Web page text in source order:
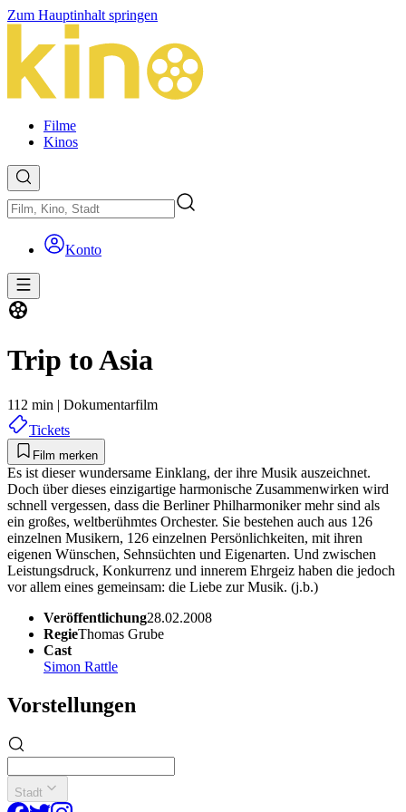
Zum Hauptinhalt springen
Filme
Kinos
Konto
Trip to Asia
112 min | Dokumentarfilm
Tickets
Film merken
Es ist dieser wundersame Einklang, der ihre Musik auszeichnet.
Doch über dieses einzigartige harmonische Zusammenwirken wird
schnell vergessen, dass die Berliner Philharmoniker mehr sind als
ein großes, weltberühmtes Orchester. Sie bestehen auch aus 126
einzelnen Musikern, 126 einzelnen Persönlichkeiten, mit ihren
eigenen Wünschen, Sehnsüchten und Eigenarten. Und zwischen
Leistungsdruck, Konkurrenz und innerem Ehrgeiz haben die jedoch
vor allem eines gemeinsam: die Liebe zur Musik. (j.b.)
Veröffentlichung28.02.2008
RegieThomas Grube
Cast
Simon Rattle
Vorstellungen
Stadt